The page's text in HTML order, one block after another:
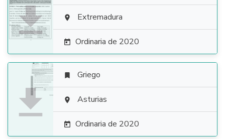
  Extremadura
 Ordinaria de 2020

 Griego
 Asturias
 Ordinaria de 2020